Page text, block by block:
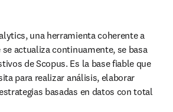
una herramienta coherente a
actualiza continuamente, se basa
de Scopus. Es la base fiable que
para realizar análisis, elaborar
basadas en datos con total